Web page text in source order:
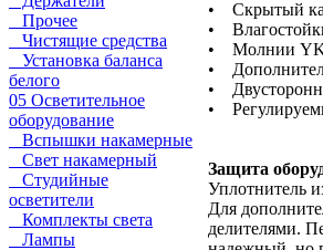
Прочее
Чистящие средства
Установка баланса
белого
05 Осветительное
оборудование
Вспышки накамерные
Свет накамерный
Студийные
осветители
Комплекты света
Лампы
• Скрытый
•
• Молнии
•
•
•
Защита
Уплотнитель
Для
делителями.